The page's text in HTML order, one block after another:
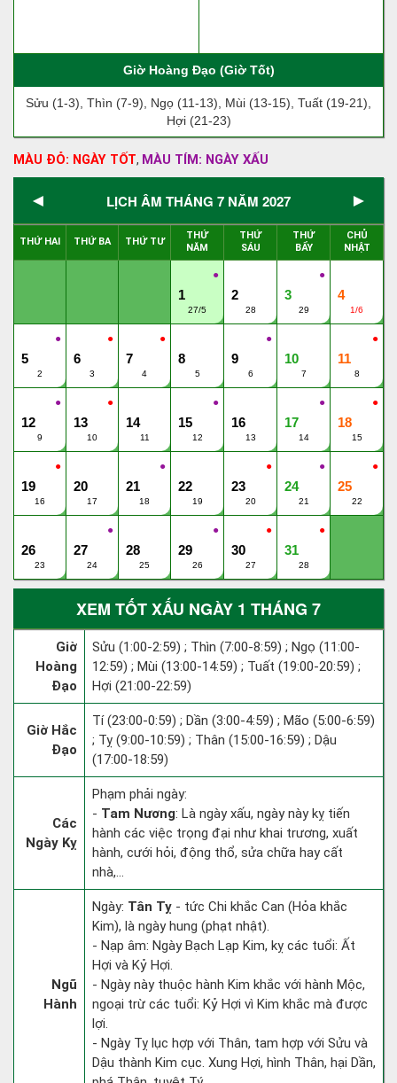
Giờ Hoàng Đạo (Giờ Tốt)
Sửu (1-3), Thìn (7-9), Ngọ (11-13), Mùi (13-15), Tuất (19-21),
Hợi (21-23)
MÀU ĐỎ: NGÀY TỐT, MÀU TÍM: NGÀY XẤU
◄ LỊCH ÂM THÁNG 7 NĂM 2027 ►
THỨ HAI THỨ BA THỨ TƯ
THỨ
NĂM
THỨ
SÁU
THỨ
BẨY
CHỦ
NHẬT
●
1
27/5
2
28
●
3
29
4
1/6
●
5
2
●
6
3
●
7
4
8
5
●
9
6
10
7
●
11
8
●
12
9
●
13
10
14
11
●
15
12
16
13
●
17
14
●
18
15
●
19
16
20
17
●
21
18
22
19
●
23
20
●
24
21
●
25
22
26
23
●
27
24
28
25
●
29
26
●
30
27
●
31
28
XEM TỐT XẤU NGÀY 1 THÁNG 7
Giờ
Hoàng
Đạo
Sửu (1:00-2:59) ; Thìn (7:00-8:59) ; Ngọ (11:00-
12:59) ; Mùi (13:00-14:59) ; Tuất (19:00-20:59) ;
Hợi (21:00-22:59)
Giờ Hắc
Đạo
Tí (23:00-0:59) ; Dần (3:00-4:59) ; Mão (5:00-6:59)
; Tỵ (9:00-10:59) ; Thân (15:00-16:59) ; Dậu
(17:00-18:59)
Các
Ngày Kỵ
Phạm phải ngày:
- Tam Nương: Là ngày xấu, ngày này kỵ tiến
hành các việc trọng đại như khai trương, xuất
hành, cưới hỏi, động thổ, sửa chữa hay cất
nhà,...
Ngũ
Hành
Ngày: Tân Tỵ - tức Chi khắc Can (Hỏa khắc
Kim), là ngày hung (phạt nhật).
- Nạp âm: Ngày Bạch Lạp Kim, kỵ các tuổi: Ất
Hợi và Kỷ Hợi.
- Ngày này thuộc hành Kim khắc với hành Mộc,
ngoại trừ các tuổi: Kỷ Hợi vì Kim khắc mà được
lợi.
- Ngày Tỵ lục hợp với Thân, tam hợp với Sửu và
Dậu thành Kim cục. Xung Hợi, hình Thân, hại Dần,